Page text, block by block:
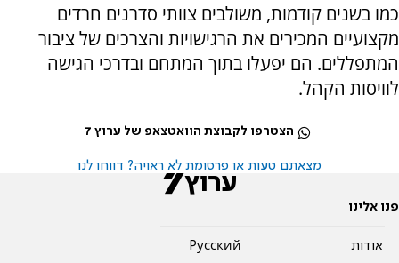
כמו בשנים קודמות, משולבים צוותי סדרנים חרדים
מקצועיים המכירים את הרגישויות והצרכים של ציבור
המתפללים. הם יפעלו בתוך המתחם ובדרכי הגישה
לוויסות הקהל.
הצטרפו לקבוצת הוואטצאפ של ערוץ 7
מצאתם טעות או פרסומת לא ראויה? דווחו לנו
פנו אלינו
אודות
Pусский